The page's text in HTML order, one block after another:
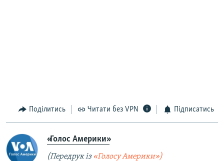
Поділитись Читати без VPN Підписатись
«Голос Америки»
(Передрук із «Голосу Америки»)